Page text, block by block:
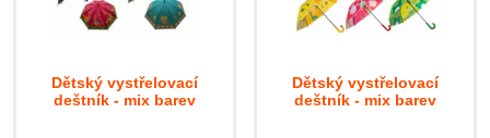
Dětský vystřelovací
deštník - mix barev
Dětský vystřelovací
deštník - mix barev